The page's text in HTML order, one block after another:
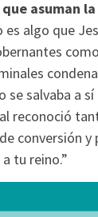
asuman
algo que
se salvaba a
reconoció
conversión y
tu reino.”